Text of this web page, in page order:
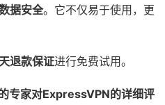
据安全。它不仅易于使用，更
退款保证进行免费试用。
专家对ExpressVPN的详细评